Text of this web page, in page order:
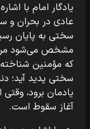
یادگار امام با
عادی در بحران و
سختی به پایان
مشخص می‌شود
که مؤمنین
سختی پدید آید؛
یادمان برود،
آغاز سقوط است.